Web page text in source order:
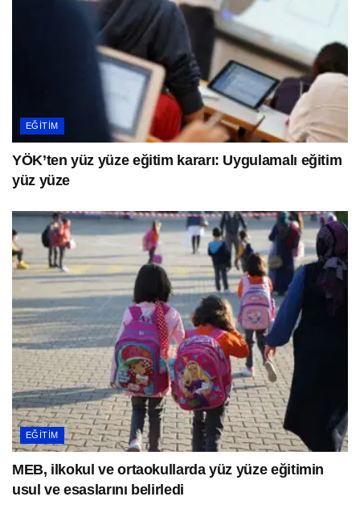
EĞITIM
YÖK’ten yüz yüze eğitim kararı: Uygulamalı eğitim
yüz yüze
EĞITIM
MEB, ilkokul ve ortaokullarda yüz yüze eğitimin
usul ve esaslarını belirledi